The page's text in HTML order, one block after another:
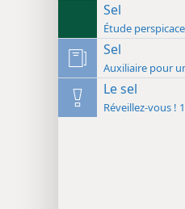
Sel
Étude
Sel
Auxiliaire pour
Le sel